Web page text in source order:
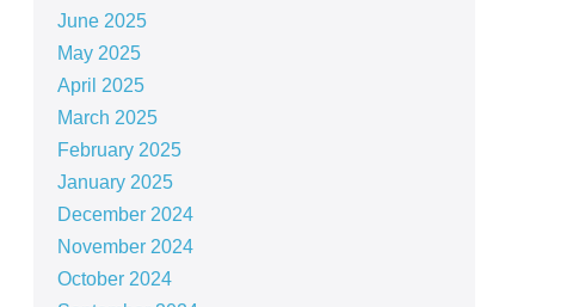
June 2025
May 2025
April 2025
March 2025
February 2025
January 2025
December 2024
November 2024
October 2024